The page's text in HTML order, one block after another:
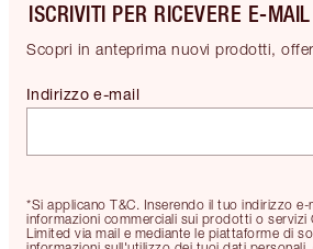
ISCRIVITI PER RICEVERE E-MAIL
Scopri in anteprima nuovi prodotti,
*Si applicano T&C. Inserendo il tuo indirizzo
informazioni commerciali sui prodotti o servizi
Limited via mail e mediante le piattaforme di
Indirizzo e-mail